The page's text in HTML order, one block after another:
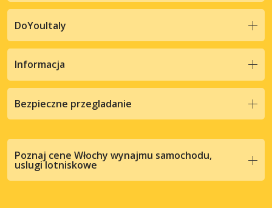
DoYouItaly
Informacja
Bezpieczne przegladanie
Poznaj cene Włochy wynajmu samochodu,
uslugi lotniskowe